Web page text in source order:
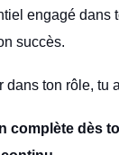
engagé dans
succès.
dans ton rôle, tu
complète dès